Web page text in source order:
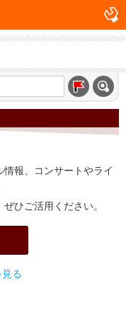
報、コンサートやライ
ひご活用ください。
る